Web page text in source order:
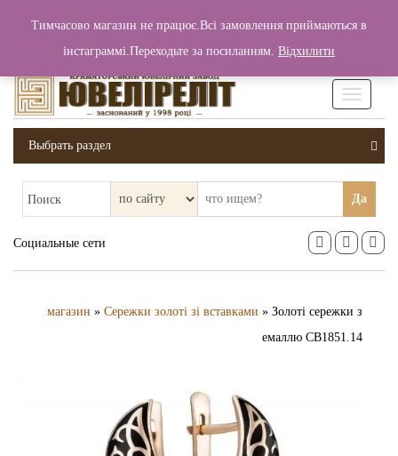
Вход / Регистрация 0 грн.
Выбрать раздел
Поиск Да
Социальные сети
магазин » Сережки золоті зі вставками » Золоті сережки з
емаллю СВ1851.14
Тимчасово магазин не працює.Всі замовлення приймаються в
інстаграммі.Переходьте за посиланням. Відхилити